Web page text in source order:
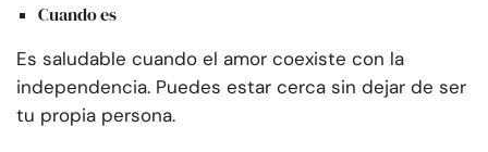
Cuando es
Es saludable cuando el amor coexiste con la
independencia. Puedes estar cerca sin dejar de ser
tu propia persona.